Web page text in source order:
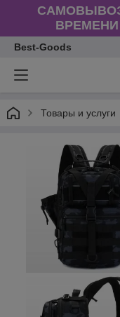
ВРЕМЕНИ
Best-Goods
Товары и услуги